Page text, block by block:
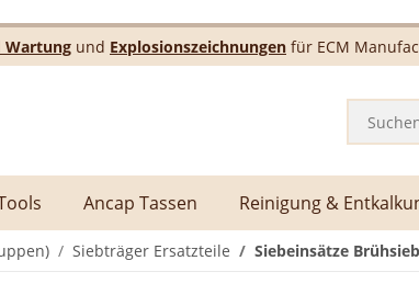
Wartung und Explosionszeichnungen für ECM
Ancap Tassen Reinigung &
Siebträger Ersatzteile Siebeinsätze